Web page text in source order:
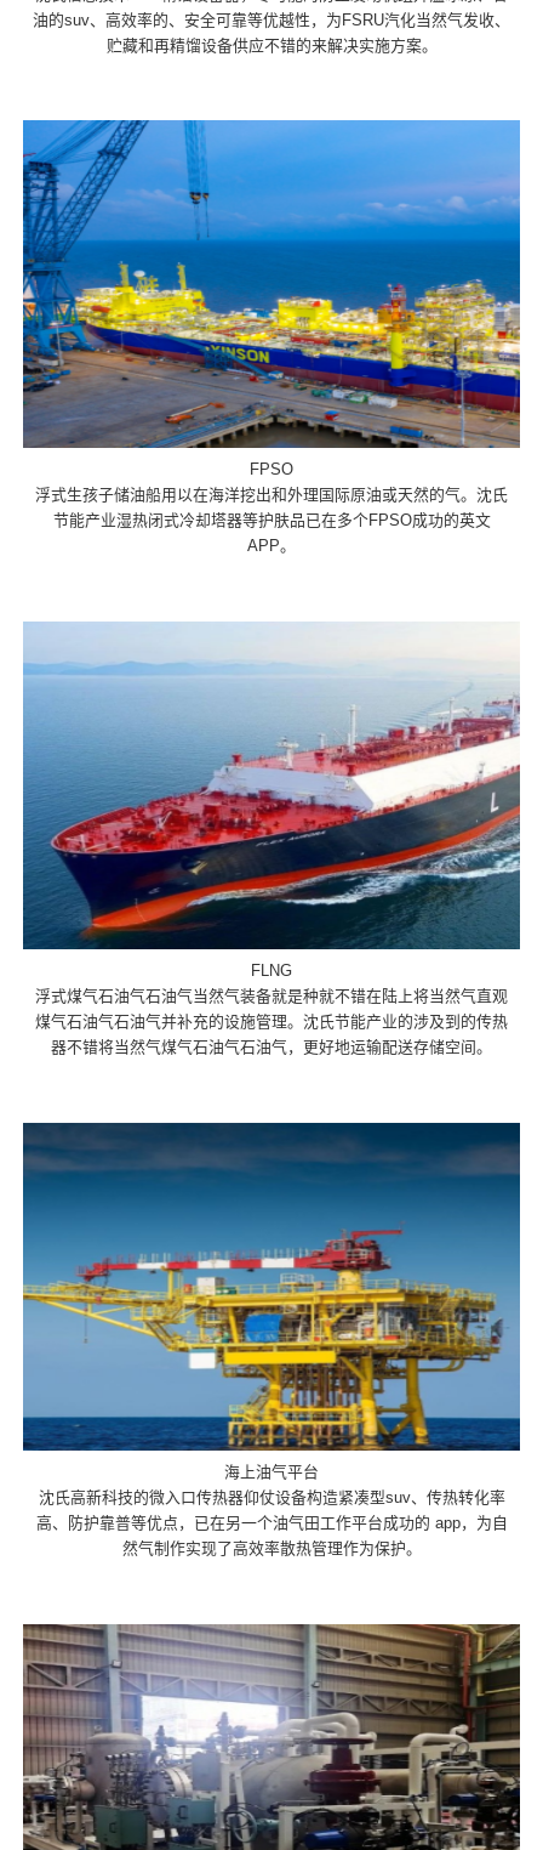
油的suv、高效率的、安全可靠等优越性，为FSRU汽化当然气发收、
贮藏和再精馏设备供应不错的来解决实施方案。
FPSO
浮式生孩子储油船用以在海洋挖出和外理国际原油或天然的气。沈氏
节能产业湿热闭式冷却塔器等护肤品已在多个FPSO成功的英文
APP。
FLNG
浮式煤气石油气石油气当然气装备就是种就不错在陆上将当然气直观
煤气石油气石油气并补充的设施管理。沈氏节能产业的涉及到的传热
器不错将当然气煤气石油气石油气，更好地运输配送存储空间。
海上油气平台
沈氏高新科技的微入口传热器仰仗设备构造紧凑型suv、传热转化率
高、防护靠普等优点，已在另一个油气田工作平台成功的 app，为自
然气制作实现了高效率散热管理作为保护。